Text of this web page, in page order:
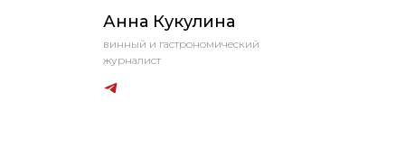
Анна Кукулина
винный и гастрономический
журналист